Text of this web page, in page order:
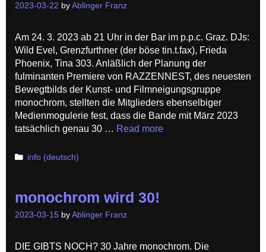
2023-03-22 by Ablinger Franz
Am 24. 3. 2023 ab 21 Uhr in der Bar im p.p.c. Graz. DJs:
Wild Evel, Grenzfurthner (der böse tin.t.fax), Frieda
Phoenix, Tina 303. Anläßlich der Planung der
fulminanten Premiere von RAZZENNEST, des neuesten
Bewegtbilds der Kunst- und Filmneigungsgruppe
monochrom, stellten die Mitglieders ebenselbiger
Medienmogulerie fest, dass die Bande mit März 2023
tatsächlich genau 30 … Read more
Categories
info (deutsch)
monochrom wird 30!
2023-03-15 by Ablinger Franz
DIE GIBTS NOCH? 30 Jahre monochrom. Die